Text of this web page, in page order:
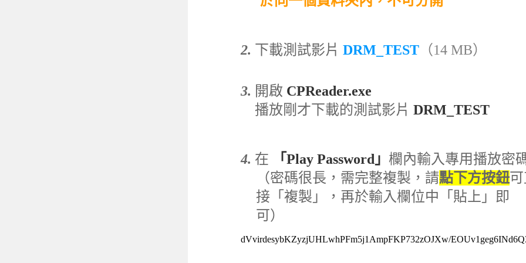
2. 下載測試影片 DRM_TEST（14 MB）
3. 開啟 CPReader.exe
播放剛才下載的測試影片 DRM_TEST
4. 在 「Play Password」 欄內輸入專用播放密
（密碼很長，需完整複製，請點下方按鈕
接「複製」，再於輸入欄位中「貼上」即
可）
dVvirdesybKZyzjUHLwhPFm5j1AmpFKP732zOJXw/